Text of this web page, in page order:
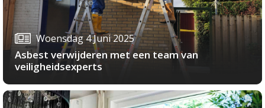
Woensdag 4 Juni 2025
Asbest verwijderen met een team van
veiligheidsexperts